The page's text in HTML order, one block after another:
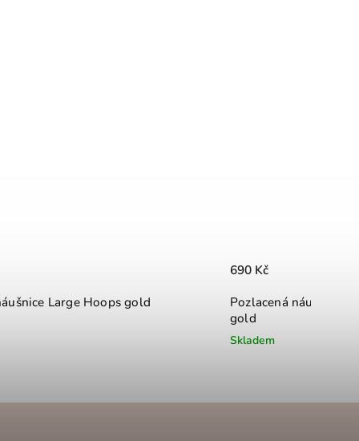
Large Hoops gold
Pozlacená náušnice
gold
Skladem
690 Kč